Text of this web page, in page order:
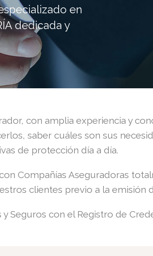
en
dedicada y
con amplia experiencia y
saber cuáles son sus
de protección día a día.
Compañías Aseguradoras
clientes previo a la emisión
Seguros con el Registro de